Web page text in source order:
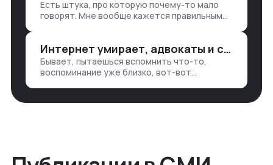
— все ручками
Есть штука, про которую почему-то мало
говорят. Мне вообще кажется правильным
хватаешь у клиента: е…
Интернет умирает, адвокаты и судьи в растерянности, а я хочу песню
Бывает, пытаешься вспомнить что-то,
воспоминание уже близко, вот-вот
неделями, если сильно не повезе…